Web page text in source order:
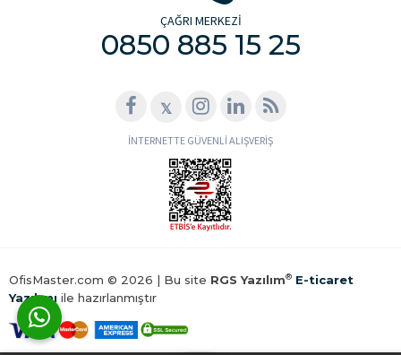
WhatsApp ile Hemen Ulaş!
ÇAĞRI MERKEZİ
0850 885 15 25
𝕏
İNTERNETTE GÜVENLİ ALIŞVERİŞ
OfisMaster.com © 2026 | Bu site RGS Yazılım® E-ticaret
Yazılımı ile hazırlanmıştır